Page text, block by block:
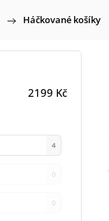
/ Háčkované košíky
2199 Kč
4
0
0